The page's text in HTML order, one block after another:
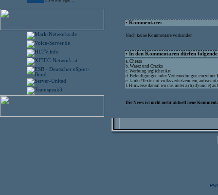
• Kommentare:
Noch keine Kommentare vorhanden
• In den Kommentaren dürfen
a. Cheats
b. Warez und Cracks
c. Werbung jeglicher Art
d. Beleidigungen oder Verleumdungen einzelner
e. Links/Texte mit volksverhetzendem,
f. Hinweise darauf wo das unter a) b) d) und e)
Die News ist nicht mehr aktuell neue